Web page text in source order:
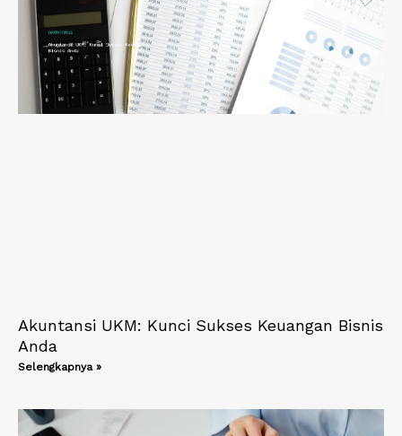
Akuntansi UKM: Kunci Sukses Keuangan Bisnis
Anda
Selengkapnya »